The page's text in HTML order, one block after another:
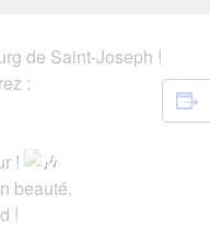
de Saint-Joseph !
:
!
beauté.
!